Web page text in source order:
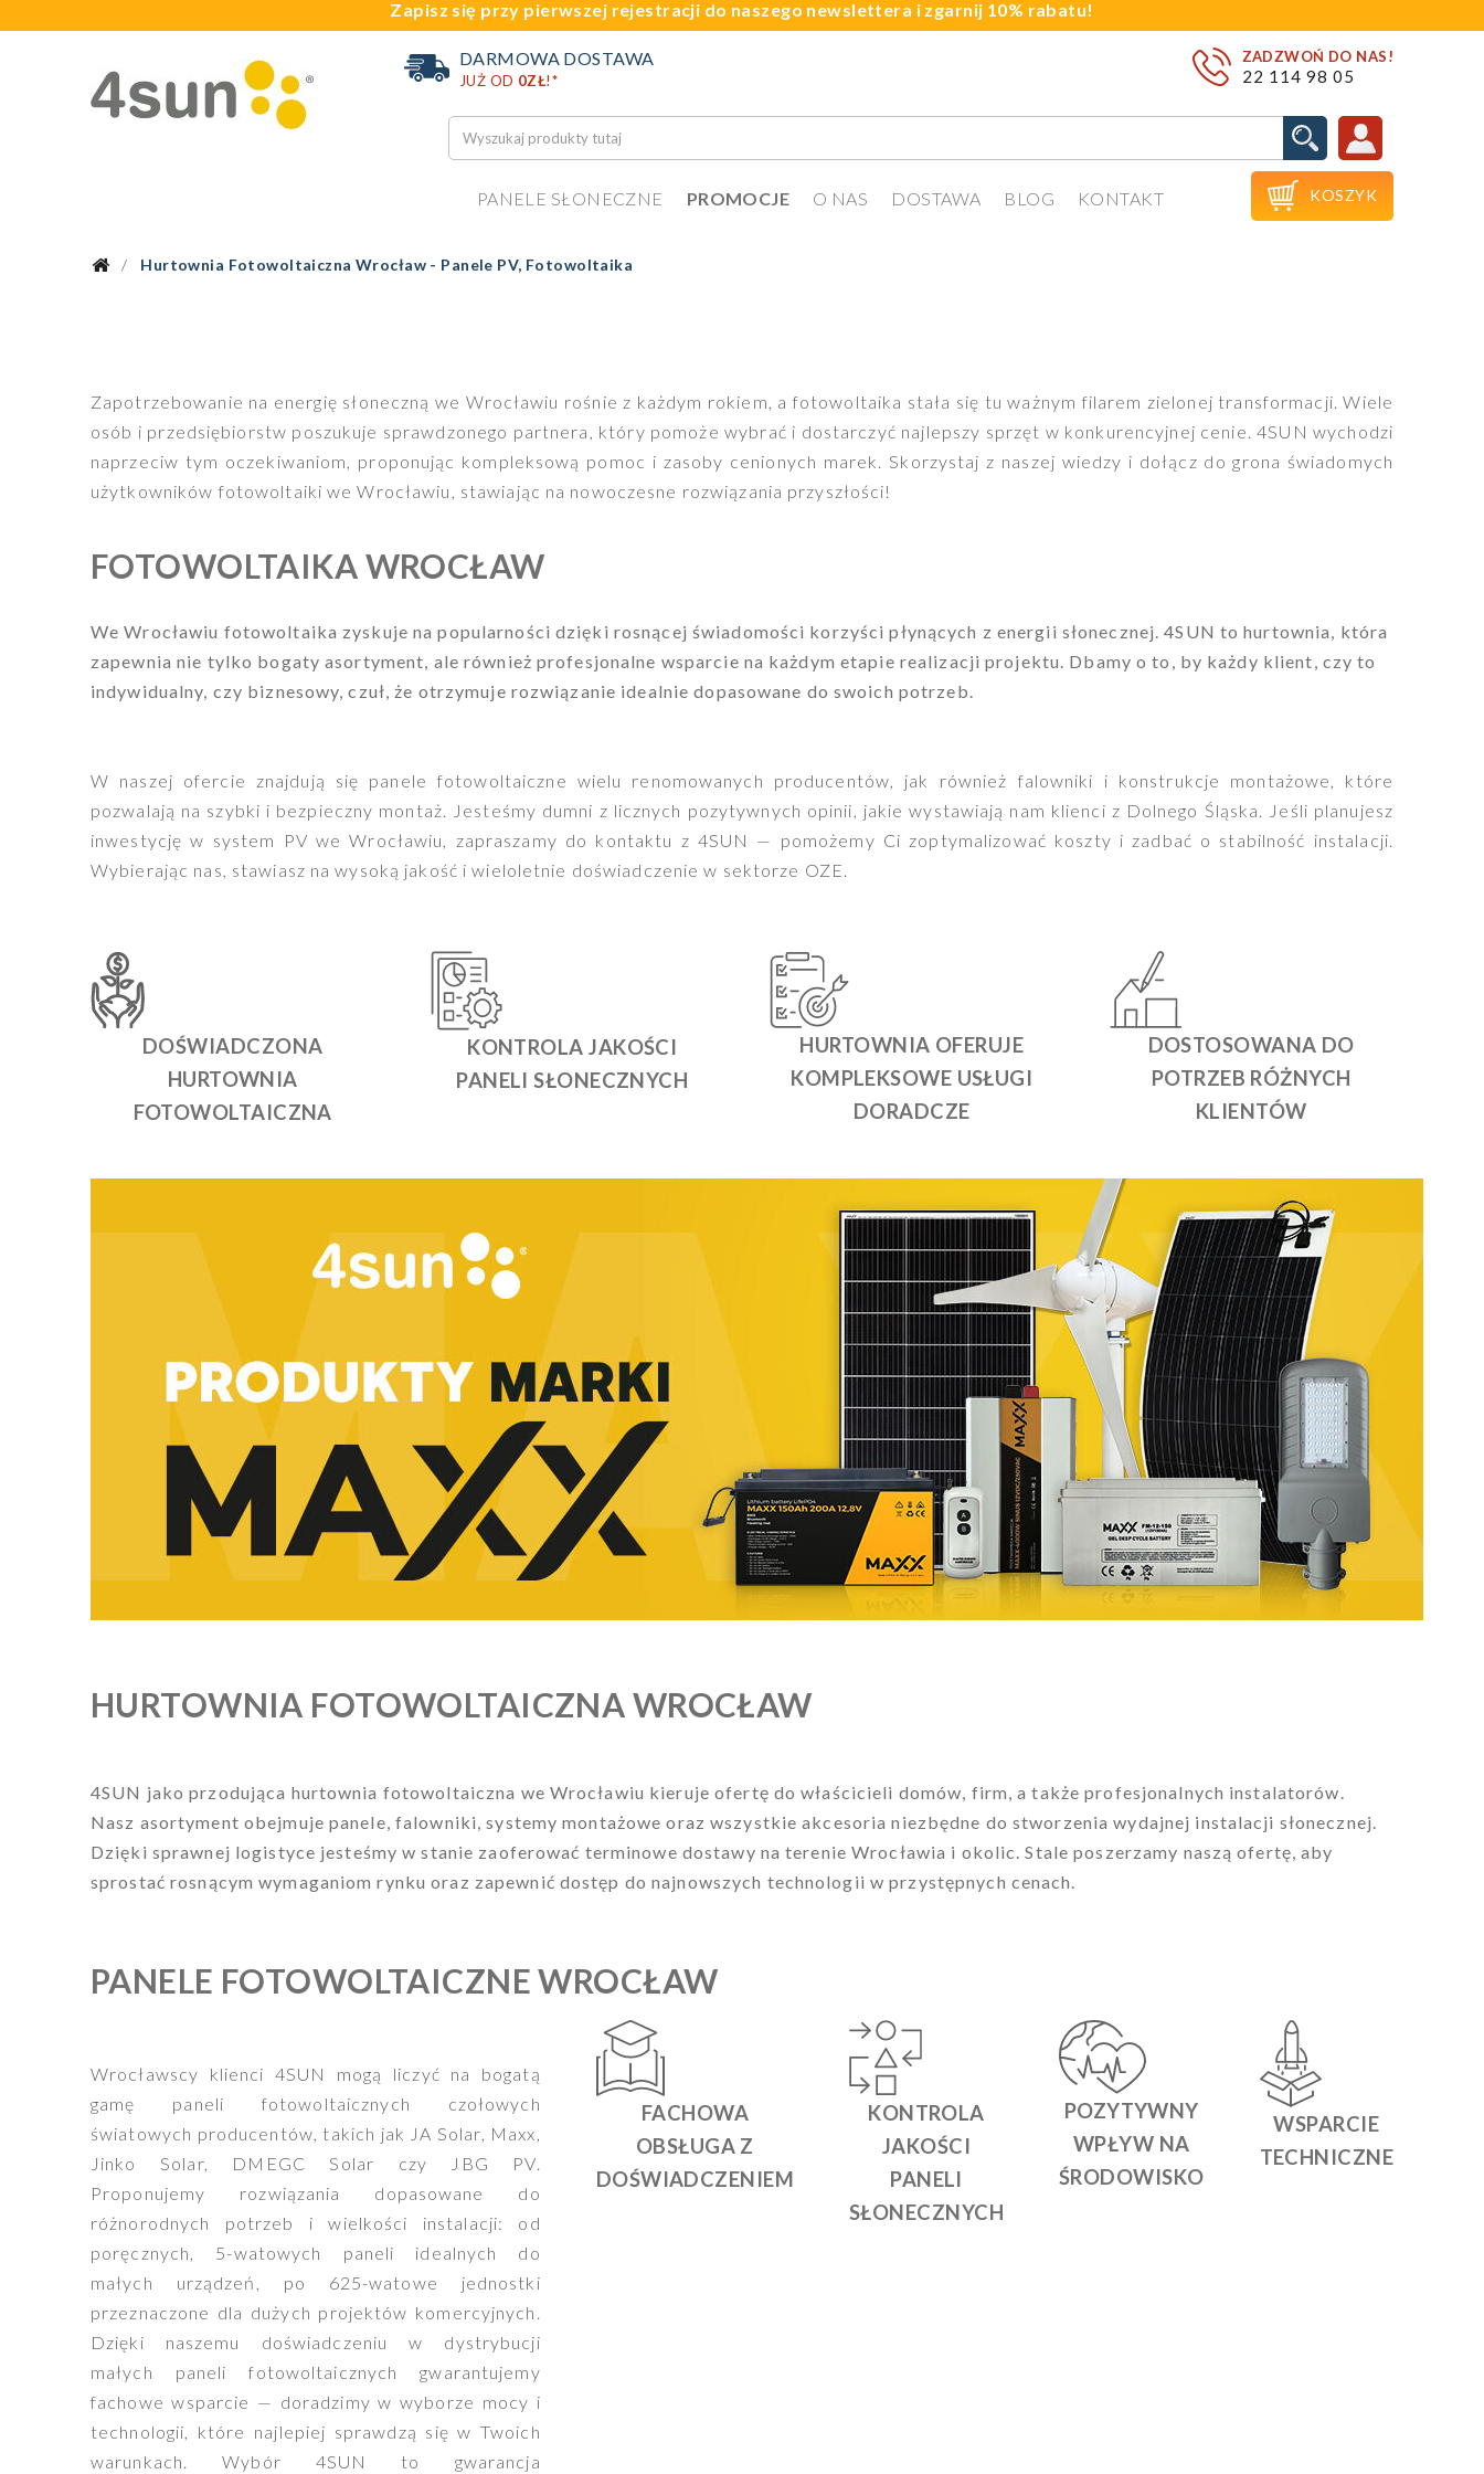
Zapisz się przy pierwszej rejestracji do naszego newslettera i zgarnij 10% rabatu!
ZADZWOŃ DO NAS!
22 114 98 05
DARMOWA DOSTAWA
JUŻ OD 0ZŁ!*
PANELE SŁONECZNE PROMOCJE O NAS DOSTAWA BLOG KONTAKT  KOSZYK
Hurtownia Fotowoltaiczna Wrocław - Panele PV, Fotowoltaika
Zapotrzebowanie na energię słoneczną we Wrocławiu rośnie z każdym rokiem, a fotowoltaika stała się tu ważnym filarem zielonej transformacji. Wiele
osób i przedsiębiorstw poszukuje sprawdzonego partnera, który pomoże wybrać i dostarczyć najlepszy sprzęt w konkurencyjnej cenie. 4SUN wychodzi
naprzeciw tym oczekiwaniom, proponując kompleksową pomoc i zasoby cenionych marek. Skorzystaj z naszej wiedzy i dołącz do grona świadomych
użytkowników fotowoltaiki we Wrocławiu, stawiając na nowoczesne rozwiązania przyszłości!
FOTOWOLTAIKA WROCŁAW
We Wrocławiu fotowoltaika zyskuje na popularności dzięki rosnącej świadomości korzyści płynących z energii słonecznej. 4SUN to hurtownia, która
zapewnia nie tylko bogaty asortyment, ale również profesjonalne wsparcie na każdym etapie realizacji projektu. Dbamy o to, by każdy klient, czy to
indywidualny, czy biznesowy, czuł, że otrzymuje rozwiązanie idealnie dopasowane do swoich potrzeb.
W naszej ofercie znajdują się panele fotowoltaiczne wielu renomowanych producentów, jak również falowniki i konstrukcje montażowe, które
pozwalają na szybki i bezpieczny montaż. Jesteśmy dumni z licznych pozytywnych opinii, jakie wystawiają nam klienci z Dolnego Śląska. Jeśli planujesz
inwestycję w system PV we Wrocławiu, zapraszamy do kontaktu z 4SUN — pomożemy Ci zoptymalizować koszty i zadbać o stabilność instalacji.
Wybierając nas, stawiasz na wysoką jakość i wieloletnie doświadczenie w sektorze OZE.
DOŚWIADCZONA
HURTOWNIA
FOTOWOLTAICZNA
KONTROLA JAKOŚCI
PANELI SŁONECZNYCH
HURTOWNIA OFERUJE
KOMPLEKSOWE USŁUGI
DORADCZE
DOSTOSOWANA DO
POTRZEB RÓŻNYCH
KLIENTÓW
HURTOWNIA FOTOWOLTAICZNA WROCŁAW
4SUN jako przodująca hurtownia fotowoltaiczna we Wrocławiu kieruje ofertę do właścicieli domów, firm, a także profesjonalnych instalatorów.
Nasz asortyment obejmuje panele, falowniki, systemy montażowe oraz wszystkie akcesoria niezbędne do stworzenia wydajnej instalacji słonecznej.
Dzięki sprawnej logistyce jesteśmy w stanie zaoferować terminowe dostawy na terenie Wrocławia i okolic. Stale poszerzamy naszą ofertę, aby
sprostać rosnącym wymaganiom rynku oraz zapewnić dostęp do najnowszych technologii w przystępnych cenach.
PANELE FOTOWOLTAICZNE WROCŁAW
Wrocławscy klienci 4SUN mogą liczyć na bogatą
gamę paneli fotowoltaicznych czołowych
światowych producentów, takich jak JA Solar, Maxx,
Jinko Solar, DMEGC Solar czy JBG PV.
Proponujemy rozwiązania dopasowane do
różnorodnych potrzeb i wielkości instalacji: od
poręcznych, 5-watowych paneli idealnych do
małych urządzeń, po 625-watowe jednostki
przeznaczone dla dużych projektów komercyjnych.
Dzięki naszemu doświadczeniu w dystrybucji
małych paneli fotowoltaicznych gwarantujemy
fachowe wsparcie — doradzimy w wyborze mocy i
technologii, które najlepiej sprawdzą się w Twoich
warunkach. Wybór 4SUN to gwarancja
FACHOWA
OBSŁUGA Z
DOŚWIADCZENIEM
KONTROLA
JAKOŚCI
PANELI
SŁONECZNYCH
POZYTYWNY
WPŁYW NA
ŚRODOWISKO
WSPARCIE
TECHNICZNE